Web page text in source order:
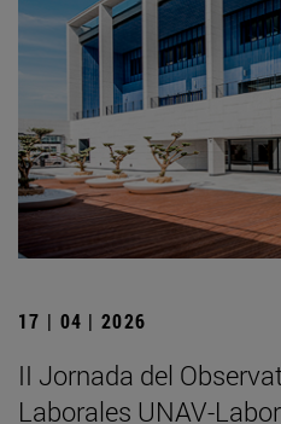
17 | 04 | 2026
II Jornada del
Laborales UNAV-